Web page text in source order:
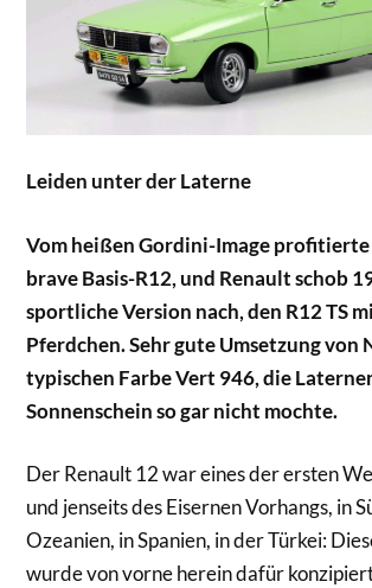
Leiden unter der Laterne
Vom heißen Gordini-Image profitierte
brave Basis-R12, und Renault schob
sportliche Version nach, den R12 TS
Pferdchen. Sehr gute Umsetzung von
typischen Farbe Vert 946, die
Sonnenschein so gar nicht mochte.
Der Renault 12 war eines der ersten
und jenseits des Eisernen Vorhangs, in
Ozeanien, in Spanien, in der Türkei:
wurde von vorne herein dafür